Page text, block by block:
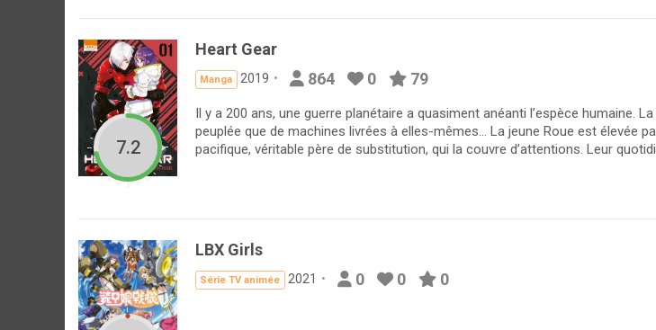
7.2
Heart Gear
Manga 2019 864 0 79
Il y a 200 ans, une guerre planétaire a quasiment anéanti l’espèce humaine. La
peuplée que de machines livrées à elles-mêmes… La jeune Roue est élevée
pacifique, véritable père de substitution, qui la couvre d’attentions. Leur
LBX Girls
Série TV animée 2021 0 0 0